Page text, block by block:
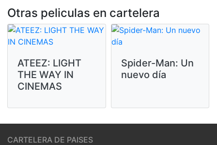
Otras peliculas en cartelera
ATEEZ: LIGHT
THE WAY IN
CINEMAS
Spider-Man: Un
nuevo día
CARTELERA DE PAISES